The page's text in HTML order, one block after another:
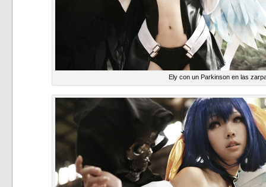
Ely con un Parkinson en las